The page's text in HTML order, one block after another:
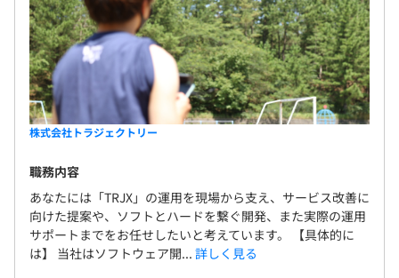
株式会社トラジェクトリー
職務内容
あなたには「TRJX」の運用を現場から支え、サービス改善に
向けた提案や、ソフトとハードを繋ぐ開発、また実際の運用
サポートまでをお任せしたいと考えています。 【具体的に
は】 当社はソフトウェア開... 詳しく見る